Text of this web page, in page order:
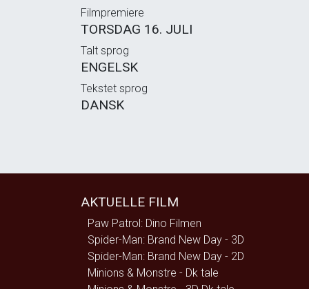
Filmpremiere
TORSDAG 16. JULI
Talt sprog
ENGELSK
Tekstet sprog
DANSK
AKTUELLE FILM
Paw Patrol: Dino Filmen
Spider-Man: Brand New Day - 3D
Spider-Man: Brand New Day - 2D
Minions & Monstre - Dk tale